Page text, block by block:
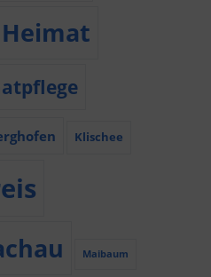
Heimat
Klischee
Maibaum